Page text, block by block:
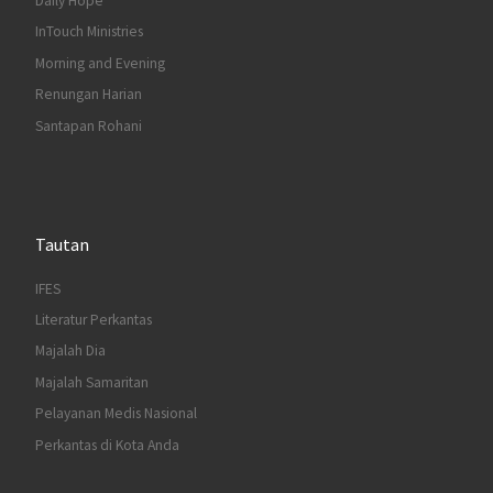
InTouch Ministries
Morning and Evening
Renungan Harian
Santapan Rohani
Tautan
IFES
Literatur Perkantas
Majalah Dia
Majalah Samaritan
Pelayanan Medis Nasional
Perkantas di Kota Anda